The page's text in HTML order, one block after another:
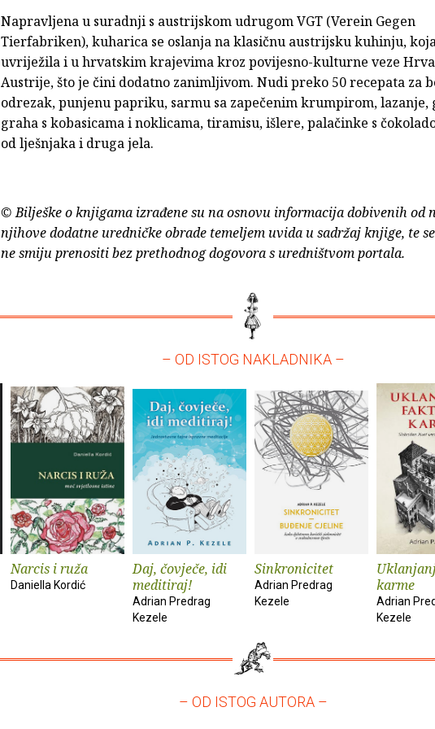
Napravljena u suradnji s austrijskom udrugom VGT (Verein Gegen
Tierfabriken), kuharica se oslanja na klasičnu austrijsku kuhinju,
uvriježila i u hrvatskim krajevima kroz povijesno-kulturne veze
Austrije, što je čini dodatno zanimljivom. Nudi preko 50 recepata za
odrezak, punjenu papriku, sarmu sa zapečenim krumpirom, lazanje,
graha s kobasicama i noklicama, tiramisu, išlere, palačinke s
od lješnjaka i druga jela.
© Bilješke o knjigama izrađene su na osnovu informacija dobivenih od
njihove dodatne uredničke obrade temeljem uvida u sadržaj knjige, te
ne smiju prenositi bez prethodnog dogovora s uredništvom portala.
– OD ISTOG NAKLADNIKA –
Narcis i ruža
Daniella Kordić
Daj, čovječe, idi
meditiraj!
Adrian Predrag
Kezele
Sinkronicitet
Adrian Predrag
Kezele
karme
Adrian
Kezele
– OD ISTOG AUTORA –